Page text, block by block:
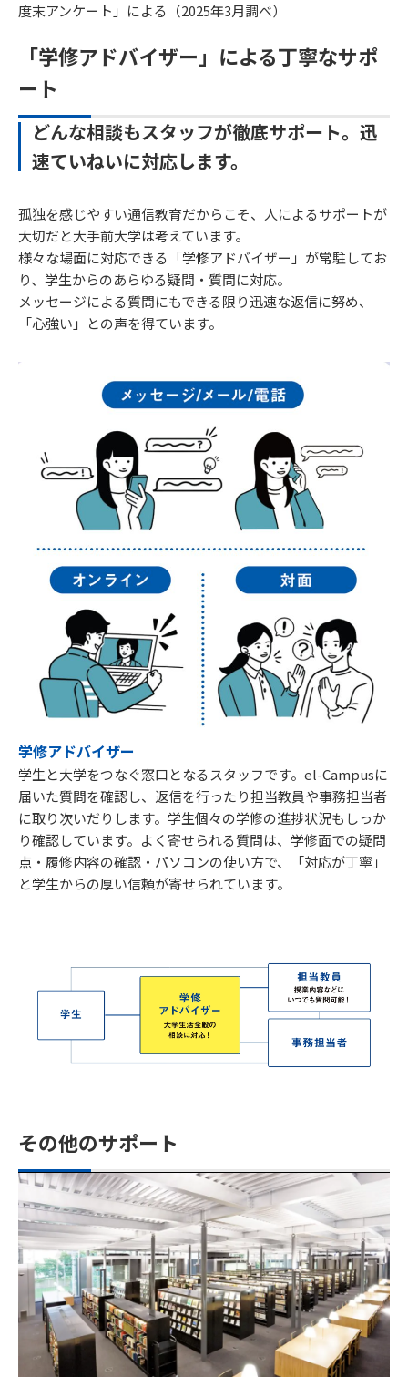
度末アンケート」による（2025年3月調べ）
「学修アドバイザー」による丁寧なサポ
ート
どんな相談もスタッフが徹底サポート。迅
速ていねいに対応します。
孤独を感じやすい通信教育だからこそ、人によるサポートが
大切だと大手前大学は考えています。
様々な場面に対応できる「学修アドバイザー」が常駐してお
り、学生からのあらゆる疑問・質問に対応。
メッセージによる質問にもできる限り迅速な返信に努め、
「心強い」との声を得ています。
学修アドバイザー
学生と大学をつなぐ窓口となるスタッフです。el-Campusに
届いた質問を確認し、返信を行ったり担当教員や事務担当者
に取り次いだりします。学生個々の学修の進捗状況もしっか
り確認しています。よく寄せられる質問は、学修面での疑問
点・履修内容の確認・パソコンの使い方で、「対応が丁寧」
と学生からの厚い信頼が寄せられています。
その他のサポート